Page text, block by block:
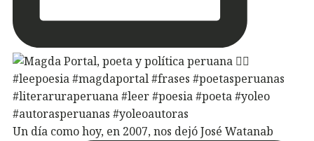
Un día como hoy, en 2007, nos dejó José Watanab